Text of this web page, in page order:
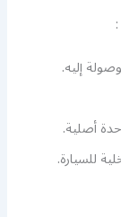
إليه.
أصلية.
للسيارة.